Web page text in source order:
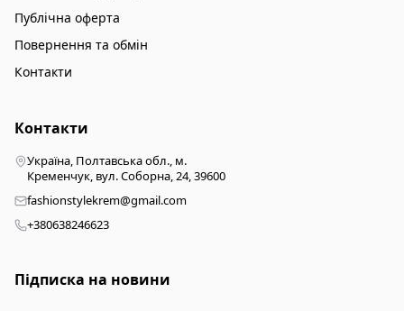
Публічна оферта
Повернення та обмін
Контакти
Контакти
Україна, Полтавська обл., м.
Кременчук, вул. Соборна, 24, 39600
fashionstylekrem@gmail.com
+380638246623
Підписка на новини